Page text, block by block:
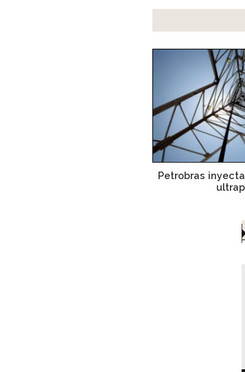
Petrobras